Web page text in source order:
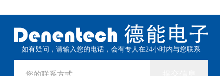
如有疑问，请输入您的电话，会有专人在24小时内与您联系